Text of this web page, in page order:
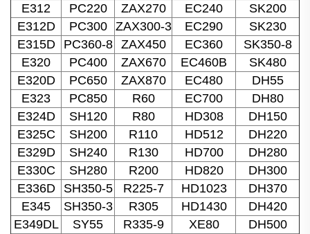
E312
PC220 ZAX270 EC240
SK200
E312D
PC300 ZAX300-3 EC290
SK230
E315D
PC360-8 ZAX450 EC360
SK350-8
E320
PC400 ZAX670 EC460B
SK480
E320D
PC650 ZAX870 EC480
DH55
E323
PC850 R60 EC700
DH80
E324D
SH120 R80 HD308
DH150
E325C
SH200 R110 HD512
DH220
E329D
SH240 R130 HD700
DH280
E330C
SH280 R200 HD820
DH300
E336D
SH350-5 R225-7 HD1023
DH370
E345
SH350-3 R305 HD1430
DH420
E349DL
SY55 R335-9 XE80
DH500